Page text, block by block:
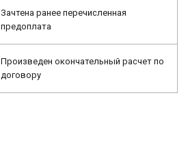
Зачтена ранее перечисленная
предоплата
Произведен окончательный расчет по
договору